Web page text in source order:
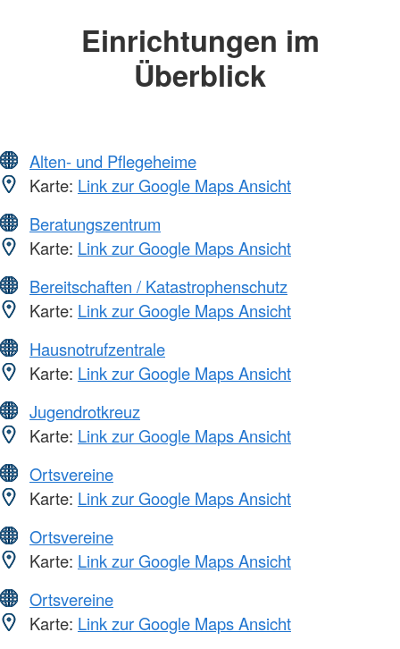
Einrichtungen im
Überblick
Alten- und Pflegeheime
Karte: Link zur Google Maps Ansicht
Beratungszentrum
Karte: Link zur Google Maps Ansicht
Bereitschaften / Katastrophenschutz
Karte: Link zur Google Maps Ansicht
Hausnotrufzentrale
Karte: Link zur Google Maps Ansicht
Jugendrotkreuz
Karte: Link zur Google Maps Ansicht
Ortsvereine
Karte: Link zur Google Maps Ansicht
Ortsvereine
Karte: Link zur Google Maps Ansicht
Ortsvereine
Karte: Link zur Google Maps Ansicht